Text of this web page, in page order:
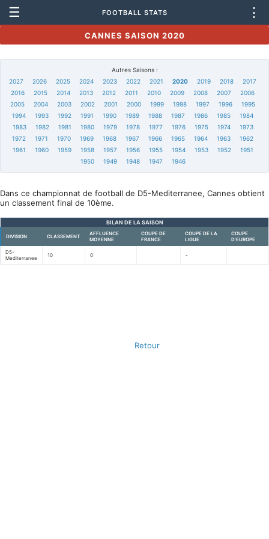
☰ FOOTBALL STATS ⋮
CANNES SAISON 2020
Autres Saisons :
2027
2026 2025 2024 2023 2022 2021 2020 2019 2018
2017
2016
2015 2014 2013 2012 2011 2010 2009 2008 2007
2006
2005
2004 2003 2002 2001 2000 1999 1998 1997 1996
1995
1994
1993 1992 1991 1990 1989 1988 1987 1986 1985
1984
1983
1982 1981 1980 1979 1978 1977 1976 1975 1974
1973
1972
1971 1970 1969 1968 1967 1966 1965 1964 1963
1962
1961
1960 1959 1958 1957 1956 1955 1954 1953 1952
1951
1950
1949 1948 1947 1946
Dans ce championnat de football de D5-Mediterranee, Cannes obtient
un classement final de 10ème.
BILAN DE LA SAISON
DIVISION CLASSEMENT
AFFLUENCE
MOYENNE
COUPE DE
FRANCE
COUPE DE LA
LIGUE
COUPE
D'EUROPE
D5-
Mediterranee
10 0 -
Retour